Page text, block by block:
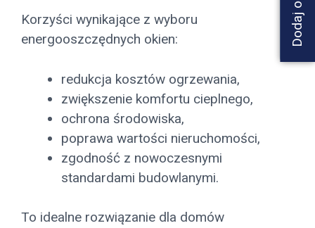
Korzyści wynikające z wyboru
energooszczędnych okien:
redukcja kosztów ogrzewania,
zwiększenie komfortu cieplnego,
ochrona środowiska,
poprawa wartości nieruchomości,
zgodność z nowoczesnymi
standardami budowlanymi.
To idealne rozwiązanie dla domów